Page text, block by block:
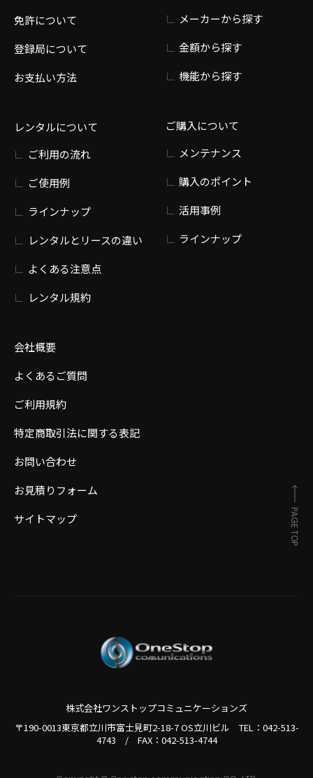
免許について
登録局について
お支払い方法
レンタルについて
ご利用の流れ
ご使用例
ラインナップ
レンタルとリースの違い
よくある注意点
レンタル規約
会社概要
よくあるご質問
ご利用規約
特定商取引法に関する表記
お問い合わせ
お見積りフォーム
サイトマップ
メーカーから探す
金額から探す
機能から探す
ご購入について
メンテナンス
購入のポイント
活用事例
ラインナップ
株式会社ワンストップコミュニケーションズ
〒190-0013東京都立川市富士見町2-18-7 OS立川ビル TEL： 042-513-
4743 / FAX：042-513-4744
PAGE TOP